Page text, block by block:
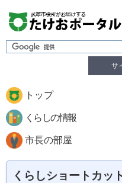
サ
トップ
くらしの情報
市長の部屋
くらしショートカッ